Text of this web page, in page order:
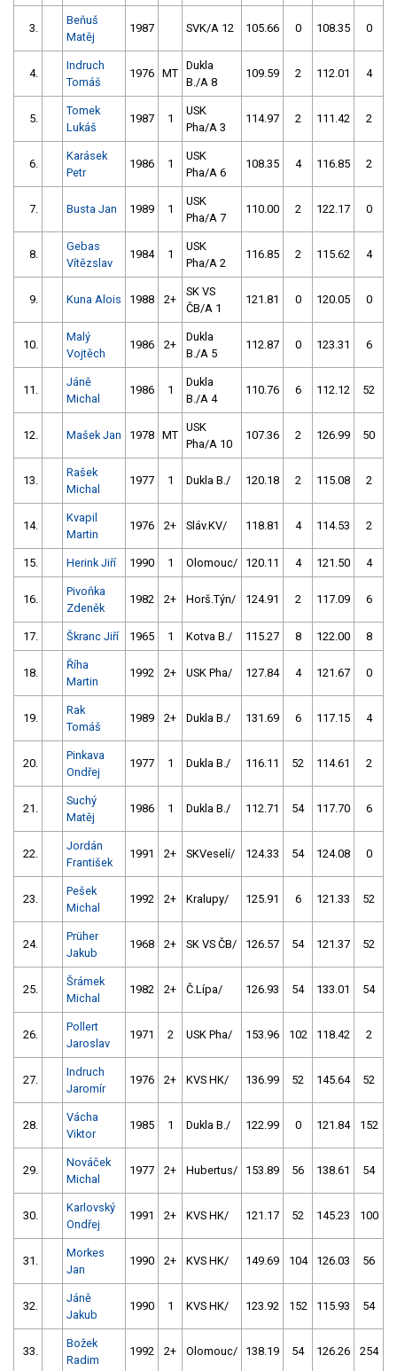
3.
Beňuš
Matěj
1987 SVK/A 12 105.66 0 108.35 0
4.
Indruch
Tomáš
1976 MT
Dukla
B./A 8
109.59 2 112.01 4
5.
Tomek
Lukáš
1987 1
USK
Pha/A 3
114.97 2 111.42 2
6.
Karásek
Petr
1986 1
USK
Pha/A 6
108.35 4 116.85 2
7. Busta Jan 1989 1
USK
Pha/A 7
110.00 2 122.17 0
8.
Gebas
Vítězslav
1984 1
USK
Pha/A 2
116.85 2 115.62 4
9. Kuna Alois 1988 2+
SK VS
ČB/A 1
121.81 0 120.05 0
10.
Malý
Vojtěch
1986 2+
Dukla
B./A 5
112.87 0 123.31 6
11.
Jáně
Michal
1986 1
Dukla
B./A 4
110.76 6 112.12 52
12. Mašek Jan 1978 MT
USK
Pha/A 10
107.36 2 126.99 50
13.
Rašek
Michal
1977 1 Dukla B./ 120.18 2 115.08 2
14.
Kvapil
Martin
1976 2+ Sláv.KV/ 118.81 4 114.53 2
15. Herink Jiří 1990 1 Olomouc/ 120.11 4 121.50 4
16.
Pivoňka
Zdeněk
1982 2+ Horš.Týn/ 124.91 2 117.09 6
17. Škranc Jiří 1965 1 Kotva B./ 115.27 8 122.00 8
18.
Říha
Martin
1992 2+ USK Pha/ 127.84 4 121.67 0
19.
Rak
Tomáš
1989 2+ Dukla B./ 131.69 6 117.15 4
20.
Pinkava
Ondřej
1977 1 Dukla B./ 116.11 52 114.61 2
21.
Suchý
Matěj
1986 1 Dukla B./ 112.71 54 117.70 6
22.
Jordán
František
1991 2+ SKVeselí/ 124.33 54 124.08 0
23.
Pešek
Michal
1992 2+ Kralupy/ 125.91 6 121.33 52
24.
Prüher
Jakub
1968 2+ SK VS ČB/ 126.57 54 121.37 52
25.
Šrámek
Michal
1982 2+ Č.Lípa/ 126.93 54 133.01 54
26.
Pollert
Jaroslav
1971 2 USK Pha/ 153.96 102 118.42 2
27.
Indruch
Jaromír
1976 2+ KVS HK/ 136.99 52 145.64 52
28.
Vácha
Viktor
1985 1 Dukla B./ 122.99 0 121.84 152
29.
Nováček
Michal
1977 2+ Hubertus/ 153.89 56 138.61 54
30.
Karlovský
Ondřej
1991 2+ KVS HK/ 121.17 52 145.23 100
31.
Morkes
Jan
1990 2+ KVS HK/ 149.69 104 126.03 56
32.
Jáně
Jakub
1990 1 KVS HK/ 123.92 152 115.93 54
33.
Božek
Radim
1992 2+ Olomouc/ 138.19 54 126.26 254